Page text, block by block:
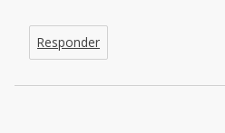
Responder